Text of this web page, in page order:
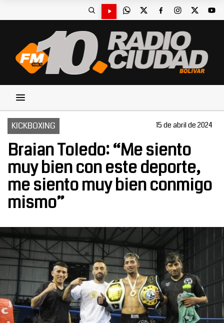
KICKBOXING 15 de abril de 2024
Braian Toledo: “Me siento
muy bien con este deporte,
me siento muy bien conmigo
mismo”